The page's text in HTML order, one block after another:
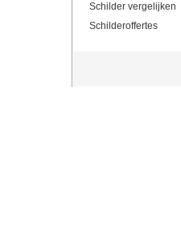
Schilder vergelijken
Schilderoffertes